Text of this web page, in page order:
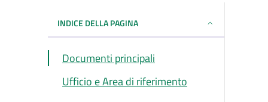
INDICE DELLA PAGINA
Documenti principali
Ufficio e Area di riferimento